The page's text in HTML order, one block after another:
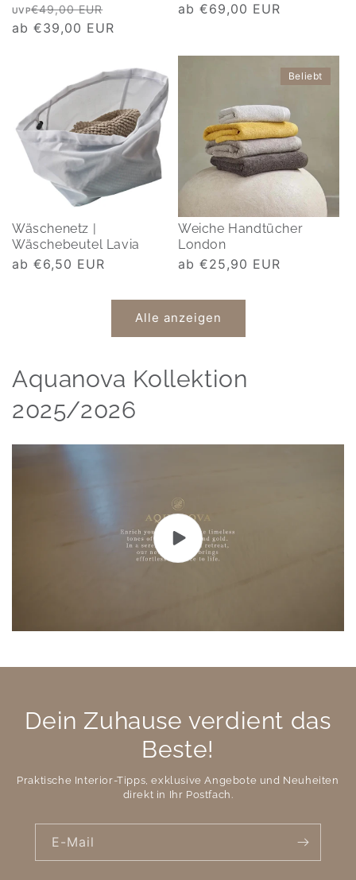
Normaler
Preis
UVP€49,00 EUR
Verkaufspreis
ab €39,00 EUR
Normaler
ab €69,00 EUR
Wäschenetz |
Wäschebeutel Lavia
Normaler
ab €6,50 EUR
Weiche Handtücher
London
Normaler
ab €25,90 EUR
Beliebt
Alle anzeigen
Aquanova Kollektion
2025/2026
Dein Zuhause verdient das
Beste!
Praktische Interior-Tipps, exklusive Angebote und Neuheiten
direkt in Ihr Postfach.
E-Mail